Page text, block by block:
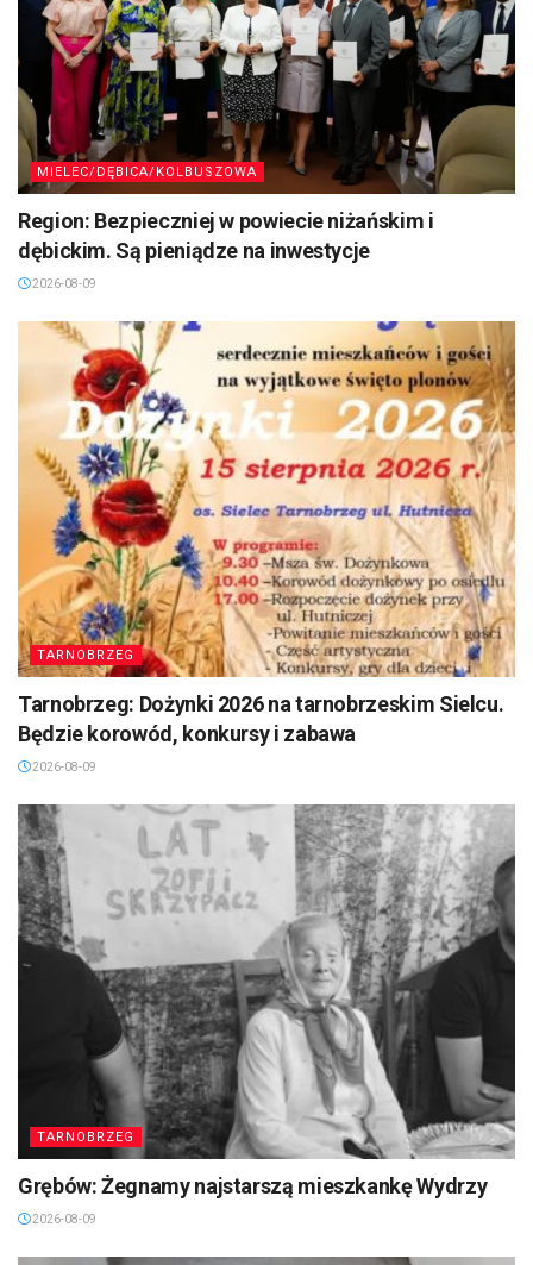
MIELEC/DĘBICA/KOLBUSZOWA
Region: Bezpieczniej w powiecie niżańskim i
dębickim. Są pieniądze na inwestycje
2026-08-09
TARNOBRZEG
Tarnobrzeg: Dożynki 2026 na tarnobrzeskim Sielcu.
Będzie korowód, konkursy i zabawa
2026-08-09
TARNOBRZEG
Grębów: Żegnamy najstarszą mieszkankę Wydrzy
2026-08-09